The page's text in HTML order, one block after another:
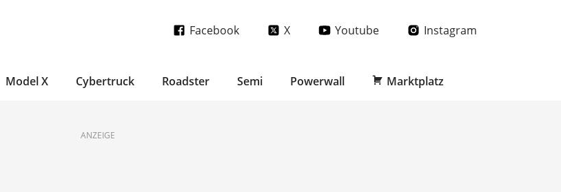
Facebook X Youtube Instagram
Model X Cybertruck Roadster Semi Powerwall Marktplatz
ANZEIGE